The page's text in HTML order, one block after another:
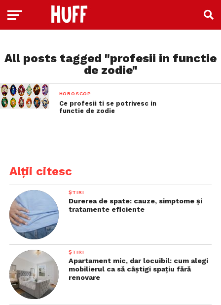
All posts tagged "profesii in functie
de zodie"
HOROSCOP
Ce profesii ti se potrivesc in
functie de zodie
Alții citesc
ȘTIRI
Durerea de spate: cauze, simptome și
tratamente eficiente
ȘTIRI
Apartament mic, dar locuibil: cum alegi
mobilierul ca să câștigi spațiu fără
renovare